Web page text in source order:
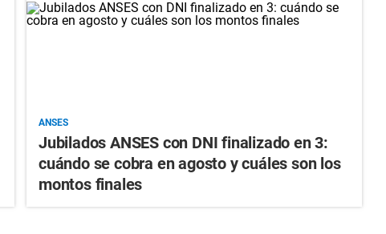
ANSES
Jubilados ANSES con DNI finalizado en 3:
cuándo se cobra en agosto y cuáles son los
montos finales